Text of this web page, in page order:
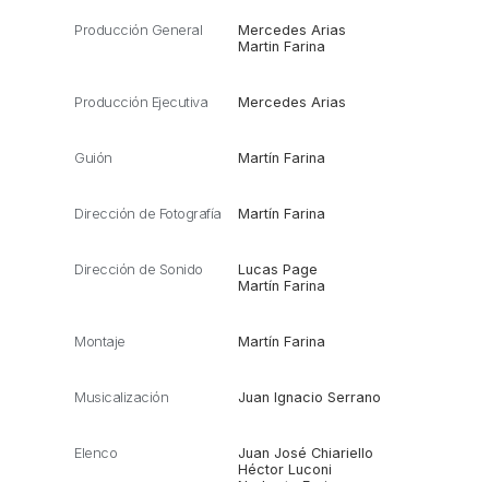
Producción General
Mercedes Arias
Martin Farina
Producción Ejecutiva Mercedes Arias
Guión Martín Farina
Dirección de Fotografía Martín Farina
Dirección de Sonido
Lucas Page
Martín Farina
Montaje Martín Farina
Musicalización Juan Ignacio Serrano
Elenco
Juan José Chiariello
Héctor Luconi